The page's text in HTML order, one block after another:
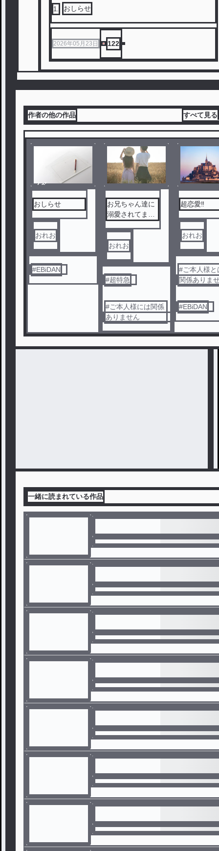
1 おしらせ
2026年05月23日 122
作者の他の作品 すべて見る
ノベ
おしらせ
おれお
#EBiDAN
お兄ちゃん達に
溺愛されてま
おれお
#超特急
#ご本人様には関係
ありません
超恋愛‼️
おれお
#ご本人様と
関係ありま
#EBiDAN
一緒に読まれている作品